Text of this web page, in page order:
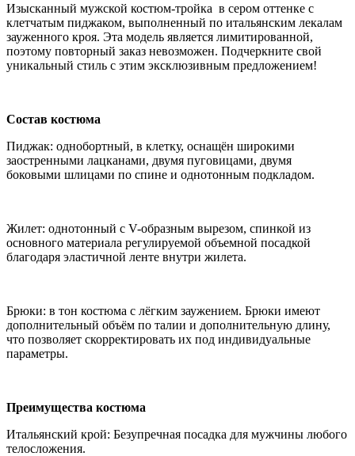
Изысканный мужской костюм-тройка в сером оттенке с
клетчатым пиджаком, выполненный по итальянским лекалам
зауженного кроя. Эта модель является лимитированной,
поэтому повторный заказ невозможен. Подчеркните свой
уникальный стиль с этим эксклюзивным предложением!
Состав костюма
Пиджак: однобортный, в клетку, оснащён широкими
заостренными лацканами, двумя пуговицами, двумя
боковыми шлицами по спине и однотонным подкладом.
Жилет: однотонный с V-образным вырезом, спинкой из
основного материала регулируемой объемной посадкой
благодаря эластичной ленте внутри жилета.
Брюки: в тон костюма с лёгким заужением. Брюки имеют
дополнительный объём по талии и дополнительную длину,
что позволяет скорректировать их под индивидуальные
параметры.
Преимущества костюма
Итальянский крой: Безупречная посадка для мужчины любого
телосложения.